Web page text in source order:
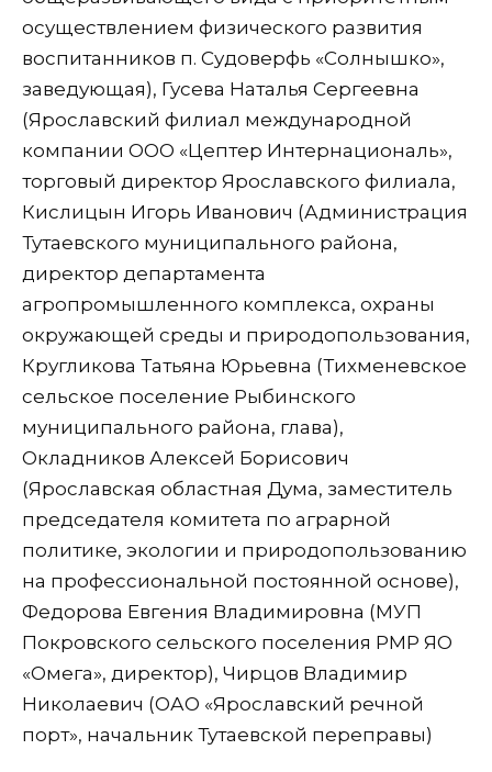
осуществлением физического развития
воспитанников п. Судоверфь «Солнышко»,
заведующая), Гусева Наталья Сергеевна
(Ярославский филиал международной
компании ООО «Цептер Интернациональ»,
торговый директор Ярославского филиала,
Кислицын Игорь Иванович (Администрация
Тутаевского муниципального района,
директор департамента
агропромышленного комплекса, охраны
окружающей среды и природопользования,
Кругликова Татьяна Юрьевна (Тихменевское
сельское поселение Рыбинского
муниципального района, глава),
Окладников Алексей Борисович
(Ярославская областная Дума, заместитель
председателя комитета по аграрной
политике, экологии и природопользованию
на профессиональной постоянной основе),
Федорова Евгения Владимировна (МУП
Покровского сельского поселения РМР ЯО
«Омега», директор), Чирцов Владимир
Николаевич (ОАО «Ярославский речной
порт», начальник Тутаевской переправы)